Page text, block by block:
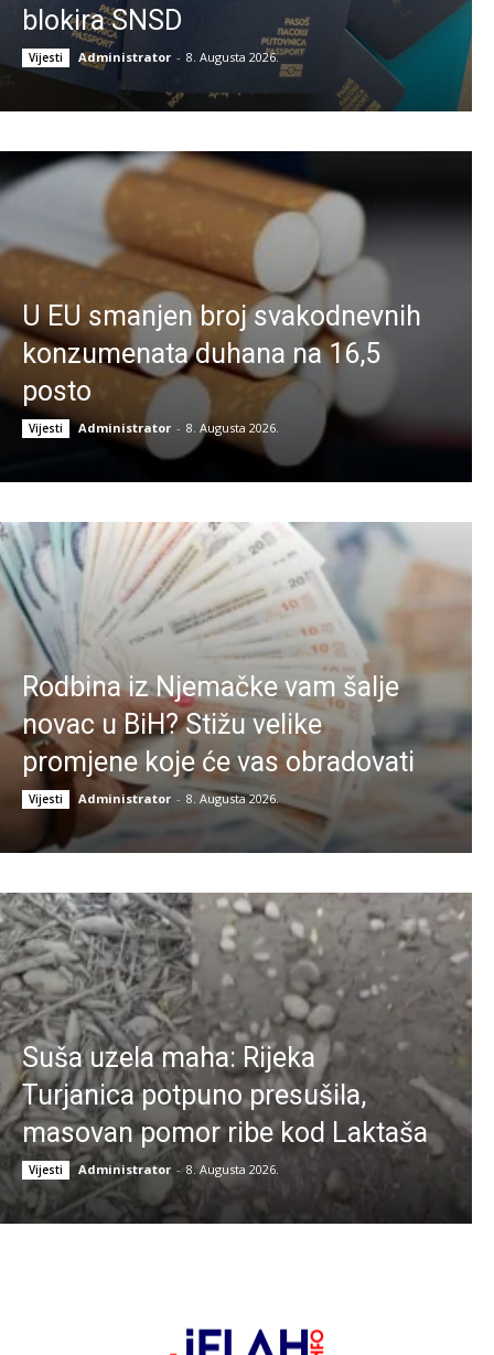
blokira SNSD
Vijesti Administrator - 8. Augusta 2026.
U EU smanjen broj svakodnevnih
konzumenata duhana na 16,5
posto
Vijesti Administrator - 8. Augusta 2026.
Rodbina iz Njemačke vam šalje
novac u BiH? Stižu velike
promjene koje će vas obradovati
Vijesti Administrator - 8. Augusta 2026.
Suša uzela maha: Rijeka
Turjanica potpuno presušila,
masovan pomor ribe kod Laktaša
Vijesti Administrator - 8. Augusta 2026.